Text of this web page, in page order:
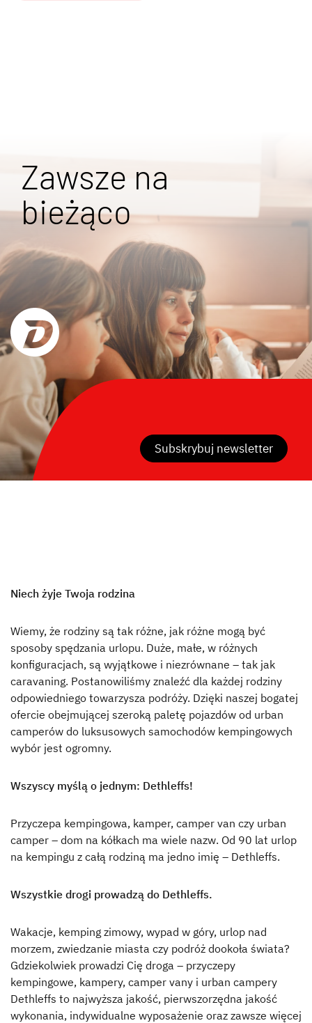
Zawsze na
bieżąco
Subskrybuj newsletter
Niech żyje Twoja rodzina
Wiemy, że rodziny są tak różne, jak różne mogą być
sposoby spędzania urlopu. Duże, małe, w różnych
konfiguracjach, są wyjątkowe i niezrównane – tak jak
caravaning. Postanowiliśmy znaleźć dla każdej rodziny
odpowiedniego towarzysza podróży. Dzięki naszej bogatej
ofercie obejmującej szeroką paletę pojazdów od urban
camperów do luksusowych samochodów kempingowych
wybór jest ogromny.
Wszyscy myślą o jednym: Dethleffs!
Przyczepa kempingowa, kamper, camper van czy urban
camper – dom na kółkach ma wiele nazw. Od 90 lat urlop
na kempingu z całą rodziną ma jedno imię – Dethleffs.
Wszystkie drogi prowadzą do Dethleffs.
Wakacje, kemping zimowy, wypad w góry, urlop nad
morzem, zwiedzanie miasta czy podróż dookoła świata?
Gdziekolwiek prowadzi Cię droga – przyczepy
kempingowe, kampery, camper vany i urban campery
Dethleffs to najwyższa jakość, pierwszorzędna jakość
wykonania, indywidualne wyposażenie oraz zawsze więcej